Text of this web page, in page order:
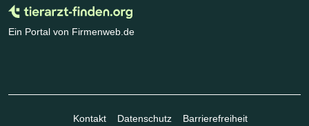
Ein Portal von Firmenweb.de
Kontakt Datenschutz Barrierefreiheit